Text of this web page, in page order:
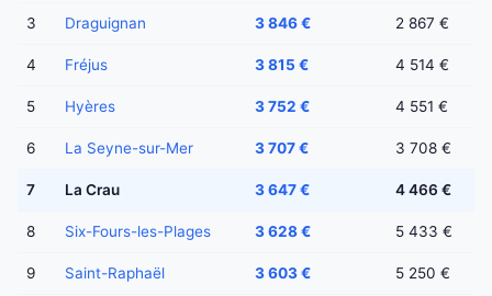
3 Draguignan 3 846 € 2 867 €
4 Fréjus 3 815 € 4 514 €
5 Hyères 3 752 € 4 551 €
6 La Seyne-sur-Mer 3 707 € 3 708 €
7 La Crau 3 647 € 4 466 €
8 Six-Fours-les-Plages 3 628 € 5 433 €
9 Saint-Raphaël 3 603 € 5 250 €